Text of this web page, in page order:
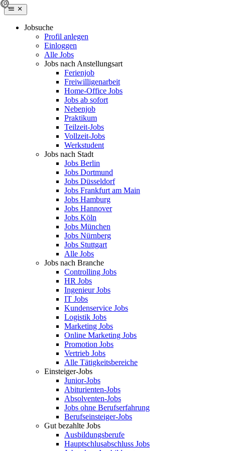
Jobsuche
Profil anlegen
Einloggen
Alle Jobs
Jobs nach Anstellungsart
Ferienjob
Freiwilligenarbeit
Home-Office Jobs
Jobs ab sofort
Nebenjob
Praktikum
Teilzeit-Jobs
Vollzeit-Jobs
Werkstudent
Jobs nach Stadt
Jobs Berlin
Jobs Dortmund
Jobs Düsseldorf
Jobs Frankfurt am Main
Jobs Hamburg
Jobs Hannover
Jobs Köln
Jobs München
Jobs Nürnberg
Jobs Stuttgart
Alle Jobs
Jobs nach Branche
Controlling Jobs
HR Jobs
Ingenieur Jobs
IT Jobs
Kundenservice Jobs
Logistik Jobs
Marketing Jobs
Online Marketing Jobs
Promotion Jobs
Vertrieb Jobs
Alle Tätigkeitsbereiche
Einsteiger-Jobs
Junior-Jobs
Abiturienten-Jobs
Absolventen-Jobs
Jobs ohne Berufserfahrung
Berufseinsteiger-Jobs
Gut bezahlte Jobs
Ausbildungsberufe
Hauptschlusabschluss Jobs